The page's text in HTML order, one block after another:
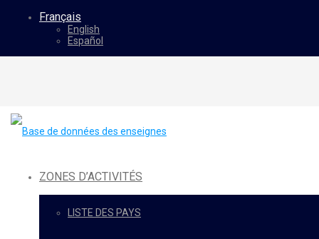
Français
English
Español
ZONES D’ACTIVITÉS
LISTE DES PAYS